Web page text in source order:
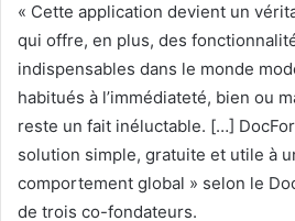
« Cette application devient un
qui offre, en plus, des
indispensables dans le monde
habitués à l’immédiateté, bien ou
reste un fait inéluctable. […]
solution simple, gratuite et utile à
comportement global » selon le
de trois co-fondateurs.